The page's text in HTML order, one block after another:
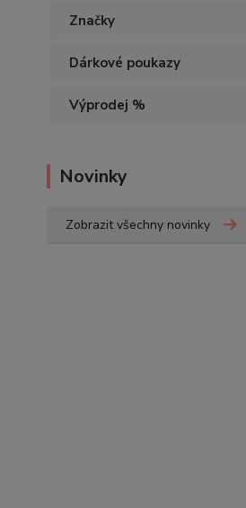
Značky
Dárkové poukazy
Výprodej %
Novinky
Zobrazit všechny novinky